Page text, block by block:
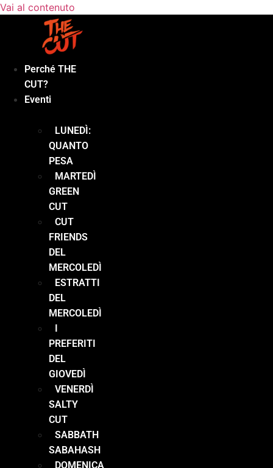
Vai al contenuto
Perché THE
CUT?
Eventi
LUNEDÌ:
QUANTO
PESA
MARTEDÌ
GREEN
CUT
CUT
FRIENDS
DEL
MERCOLEDÌ
ESTRATTI
DEL
MERCOLEDÌ
I
PREFERITI
DEL
GIOVEDÌ
VENERDÌ
SALTY
CUT
SABBATH
SABAHASH
DOMENICA